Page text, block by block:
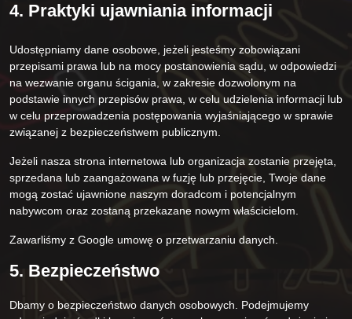
4. Praktyki ujawniania informacji
Udostępniamy dane osobowe, jeżeli jesteśmy zobowiązani
przepisami prawa lub na mocy postanowienia sądu, w odpowiedzi
na wezwanie organu ścigania, w zakresie dozwolonym na
podstawie innych przepisów prawa, w celu udzielenia informacji lub
w celu przeprowadzenia postępowania wyjaśniającego w sprawie
związanej z bezpieczeństwem publicznym.
Jeżeli nasza strona internetowa lub organizacja zostanie przejęta,
sprzedana lub zaangażowana w fuzję lub przejęcie, Twoje dane
mogą zostać ujawnione naszym doradcom i potencjalnym
nabywcom oraz zostaną przekazane nowym właścicielom.
Zawarliśmy z Google umowę o przetwarzaniu danych.
5. Bezpieczeństwo
Dbamy o bezpieczeństwo danych osobowych. Podejmujemy